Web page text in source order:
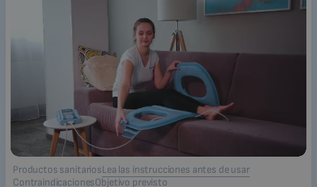
Productos sanitariosLea las instrucciones antes de usar
ContraindicacionesObjetivo previsto